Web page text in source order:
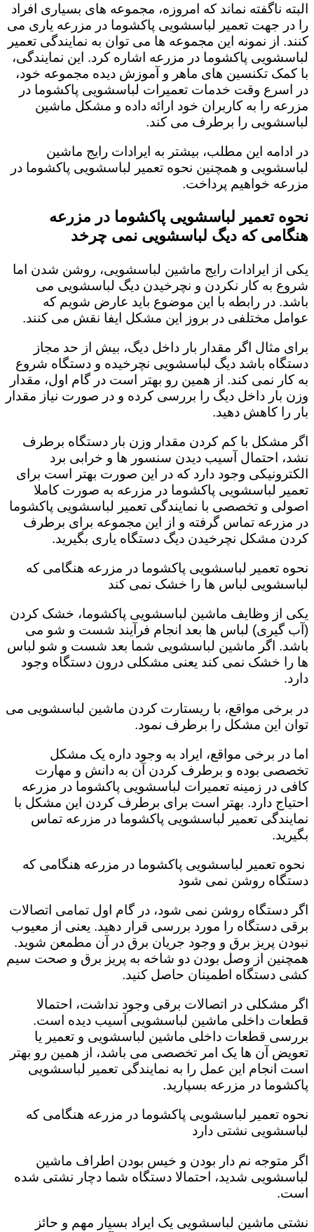
البته ناگفته نماند که امروزه، مجموعه های بسیاری افراد
را در جهت تعمیر لباسشویی پاکشوما در مزرعه یاری می
کنند. از نمونه این مجموعه ها می توان به نمایندگی تعمیر
لباسشویی پاکشوما در مزرعه اشاره کرد. این نمایندگی،
با کمک تکنسین های ماهر و آموزش دیده مجموعه خود،
در اسرع وقت خدمات تعمیرات لباسشویی پاکشوما در
مزرعه را به کاربران خود ارائه داده و مشکل ماشین
لباسشویی را برطرف می کند.
در ادامه این مطلب، بیشتر به ایرادات رایج ماشین
لباسشویی و همچنین نحوه تعمیر لباسشویی پاکشوما در
مزرعه خواهیم پرداخت.
نحوه تعمیر لباسشویی پاکشوما در مزرعه
هنگامی که دیگ لباسشویی نمی چرخد
یکی از ایرادات رایج ماشین لباسشویی، روشن شدن اما
شروع به کار نکردن و نچرخیدن دیگ لباسشویی می
باشد. در رابطه با این موضوع باید عارض شویم که
عوامل مختلفی در بروز این مشکل ایفا نقش می کنند.
برای مثال اگر مقدار بار داخل دیگ، بیش از حد مجاز
دستگاه باشد دیگ لباسشویی نچرخیده و دستگاه شروع
به کار نمی کند. از همین رو بهتر است در گام اول، مقدار
وزن بار داخل دیگ را بررسی کرده و در صورت نیاز مقدار
بار را کاهش دهید‌.
اگر مشکل با کم کردن مقدار وزن بار دستگاه برطرف
نشد، احتمال آسیب دیدن سنسور ها و خرابی برد
الکترونیکی وجود دارد که در این صورت بهتر است برای
تعمیر لباسشویی پاکشوما در مزرعه به صورت کاملا
اصولی و تخصصی با نمایندگی تعمیر لباسشویی پاکشوما
در مزرعه تماس گرفته و از این مجموعه برای برطرف
کردن مشکل نچرخیدن دیگ دستگاه یاری بگیرید.
نحوه تعمیر لباسشویی پاکشوما در مزرعه هنگامی که
لباسشویی لباس ها را خشک نمی کند
یکی از وظایف ماشین لباسشویی پاکشوما، خشک کردن
(آب گیری) لباس ها بعد انجام فرآیند شست و شو می
باشد. اگر ماشین لباسشویی شما بعد شست و شو لباس
ها را خشک نمی کند یعنی مشکلی درون دستگاه وجود
دارد.
در برخی مواقع، با ریستارت کردن ماشین لباسشویی می
توان این مشکل را برطرف نمود.
اما در برخی مواقع، ایراد به وجود داره یک مشکل
تخصصی بوده و برطرف کردن آن به دانش و مهارت
کافی در زمینه تعمیرات لباسشویی پاکشوما در مزرعه
احتیاج دارد. بهتر است برای برطرف کردن این مشکل با
نمایندگی تعمیر لباسشویی پاکشوما در مزرعه تماس
بگیرید.
نحوه تعمیر لباسشویی پاکشوما در مزرعه هنگامی که
دستگاه روشن نمی شود
اگر دستگاه روشن نمی شود، در گام اول تمامی اتصالات
برقی دستگاه را مورد بررسی قرار دهید. یعنی از معیوب
نبودن پریز برق و وجود جریان برق در آن مطمعن شوید.
همچنین از وصل بودن دو شاخه به پریز برق و صحت سیم
کشی دستگاه اطمینان حاصل کنید.
اگر مشکلی در اتصالات برقی وجود نداشت، احتمالا
قطعات داخلی ماشین لباسشویی آسیب دیده است‌.
بررسی قطعات داخلی ماشین لباسشویی و تعمیر یا
تعویض آن ها یک امر تخصصی می باشد، از همین رو بهتر
است انجام این عمل را به نمایندگی تعمیر لباسشویی
پاکشوما در مزرعه بسپارید.
نحوه تعمیر لباسشویی پاکشوما در مزرعه هنگامی که
لباسشویی نشتی دارد
اگر متوجه نم دار بودن و خیس بودن اطراف ماشین
لباسشویی شدید، احتمالا دستگاه شما دچار نشتی شده
است‌.
نشتی ماشین لباسشویی یک ایراد بسیار مهم و حائز